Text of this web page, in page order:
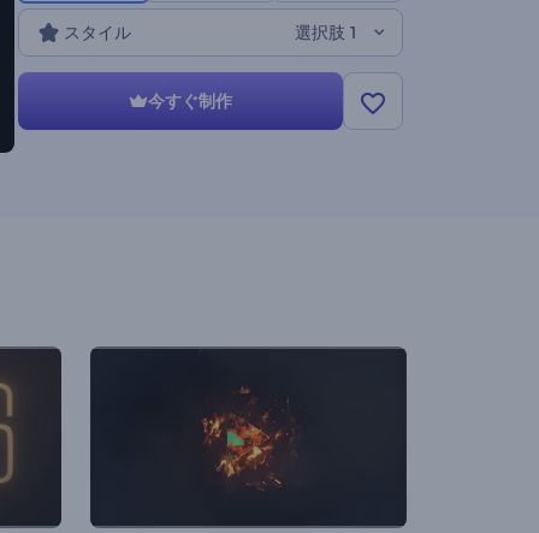
スタイル 選択肢 1
今すぐ制作